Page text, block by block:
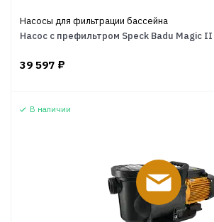
Насосы для фильтрации бассейна
Насос с префильтром Speck Badu Magic II
39 597 ₽
В наличии